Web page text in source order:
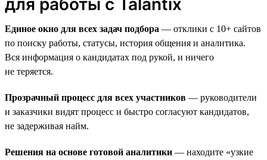
для работы с Talantix
Единое окно для всех задач подбора — отклики с 10+ сайтов
по поиску работы, статусы, история общения и аналитика.
Вся информация о кандидатах под рукой, и ничего
не теряется.
Прозрачный процесс для всех участников — руководители
и заказчики видят процесс и быстро согласуют кандидатов,
не задерживая найм.
Решения на основе готовой аналитики — находите «узкие